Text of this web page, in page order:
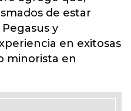
de estar
y
en exitosas
minorista en